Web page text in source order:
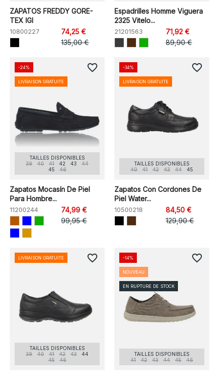
ZAPATOS FREDDY GORE-
TEX IGI
10800227
74,25 €
135,00 €
Espadrilles Homme Viguera
2325 Vitelo...
21201563
71,92 €
89,90 €
TAILLES DISPONIBLES
39
40 41 42 43
44
45
46
Zapatos Mocasín De Piel
Para Hombre...
11200244
74,99 €
99,95 €
-24%
LIVRAISON GRATUITE
favorite_border
TAILLES DISPONIBLES
40
41 42 43 44 45
Zapatos Con Cordones De
Piel Water...
10500218
84,50 €
129,90 €
-34%
LIVRAISON GRATUITE
favorite_border
TAILLES DISPONIBLES
39
40 41 42 43
44
45
46
LIVRAISON GRATUITE favorite_border
TAILLES DISPONIBLES
41
42 43 44 45 46
-14%
NOUVEAU
EN RUPTURE DE STOCK
favorite_border